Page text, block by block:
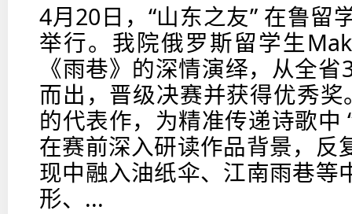
4月20日，“山东之友” 在鲁留
举行。我院俄罗斯留学生
《雨巷》的深情演绎，从全
而出，晋级决赛并获得优秀
的代表作，为精准传递诗歌中
在赛前深入研读作品背景，反
现中融入油纸伞、江南雨巷等
形、...